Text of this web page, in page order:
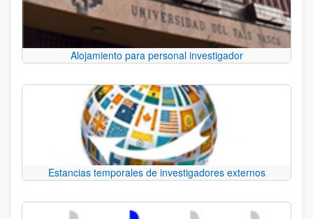
Alojamiento para personal investigador
Estancias temporales de investigadores externos